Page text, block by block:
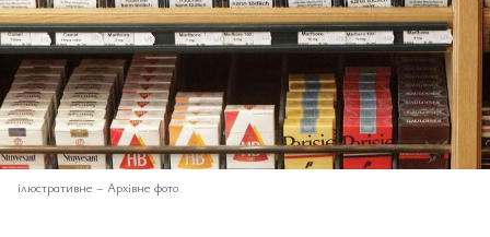
ілюстративне – Архівне фото